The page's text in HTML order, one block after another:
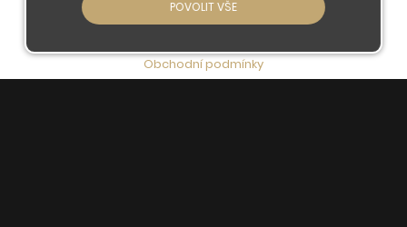
Obchodní podmínky
Doprava a platba